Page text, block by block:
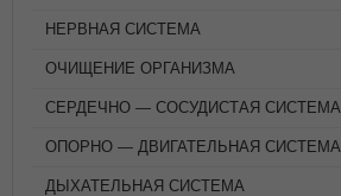
НЕРВНАЯ СИСТЕМА
ОЧИЩЕНИЕ ОРГАНИЗМА
СЕРДЕЧНО — СОСУДИСТАЯ СИСТЕМА
ОПОРНО — ДВИГАТЕЛЬНАЯ СИСТЕМА
ДЫХАТЕЛЬНАЯ СИСТЕМА